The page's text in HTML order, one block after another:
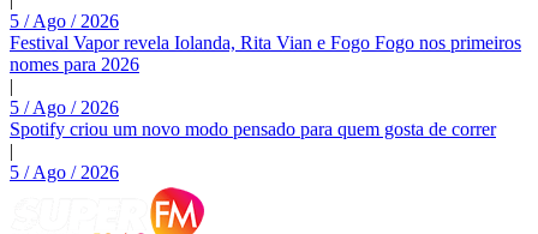
5 / Ago / 2026
Festival Vapor revela Iolanda, Rita Vian e Fogo Fogo nos primeiros
nomes para 2026
|
5 / Ago / 2026
Spotify criou um novo modo pensado para quem gosta de correr
|
5 / Ago / 2026